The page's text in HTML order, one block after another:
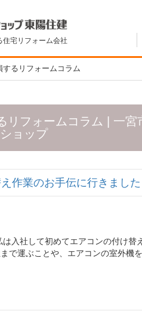
住宅リフォーム会社
するリフォームコラム
リフォームコラム | 一
ョップ
作業のお手伝に行きました
入社して初めてエアコンの付け
で運ぶことや、エアコンの室外機